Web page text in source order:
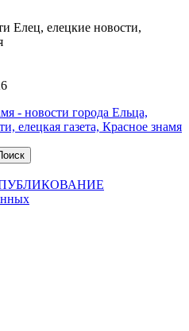
Елец, елецкие новости,
- новости города Ельца,
елецкая газета, Красное знамя